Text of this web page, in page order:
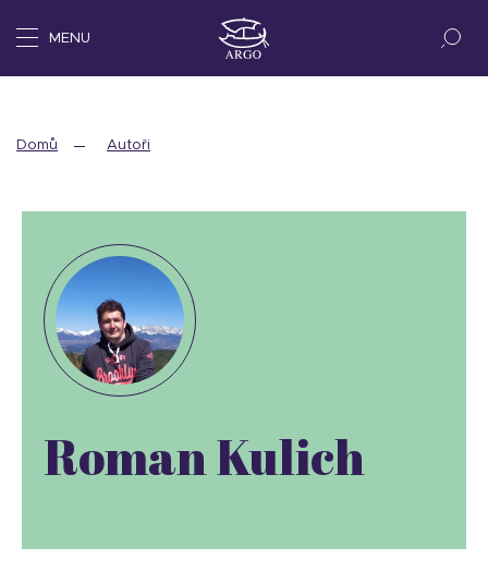
MENU
Domů Autoři
Roman Kulich